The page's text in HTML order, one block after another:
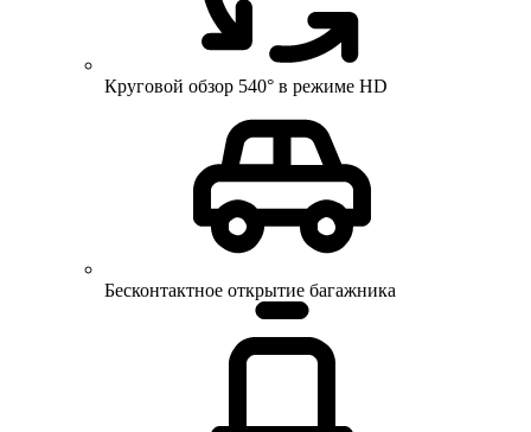
Круговой обзор 540° в режиме HD
Бесконтактное открытие багажника